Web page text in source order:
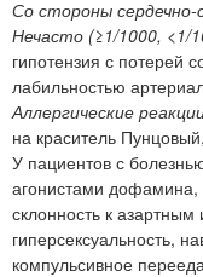
Со стороны
Нечасто (≥1/1000, <1/
гипотензия с потерей
лабильностью
Аллергические
на краситель
У пациентов с
агонистами дофамина,
склонность к
гиперсексуальность,
компульсивное